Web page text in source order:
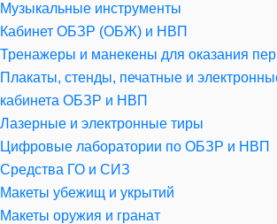
Музыкальные инструменты
Кабинет ОБЗР (ОБЖ) и НВП
Тренажеры и манекены для оказания
Плакаты, стенды, печатные и
кабинета ОБЗР и НВП
Лазерные и электронные тиры
Цифровые лаборатории по ОБЗР и НВП
Средства ГО и СИЗ
Макеты убежищ и укрытий
Макеты оружия и гранат